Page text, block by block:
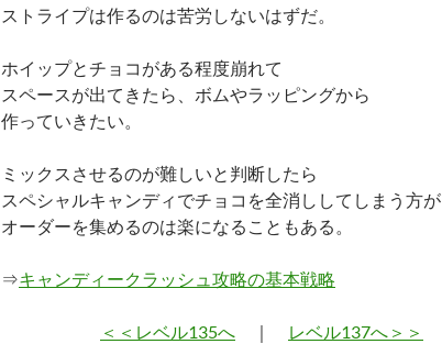
ストライプは作るのは苦労しないはずだ。
ホイップとチョコがある程度崩れて
スペースが出てきたら、ボムやラッピングから
作っていきたい。
ミックスさせるのが難しいと判断したら
スペシャルキャンディでチョコを全消ししてしまう方が
オーダーを集めるのは楽になることもある。
⇒キャンディークラッシュ攻略の基本戦略
＜＜レベル135へ ｜ レベル137へ＞＞